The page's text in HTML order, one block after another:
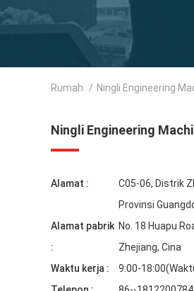
Rumah / Ningli Engineering
Ningli Engineering
Alamat :
C05-06, Distrik
Provinsi
Alamat pabrik
:
No. 18 Huapu
Zhejiang, Cina
Waktu kerja :
9:00-